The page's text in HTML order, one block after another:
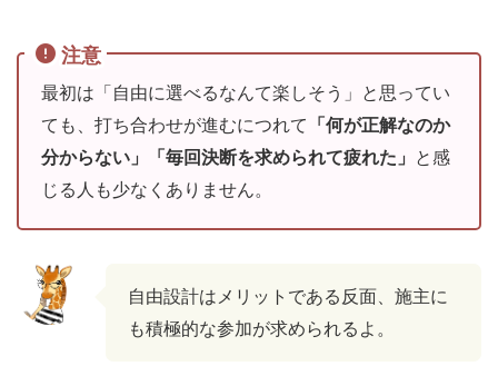
注意
最初は「自由に選べるなんて楽しそう」と思ってい
ても、打ち合わせが進むにつれて 「何が正解なのか
分からない」「毎回決断を求められて疲れた」 と感
じる人も少なくありません。
自由設計はメリットである反面、施主に
も積極的な参加が求められるよ。